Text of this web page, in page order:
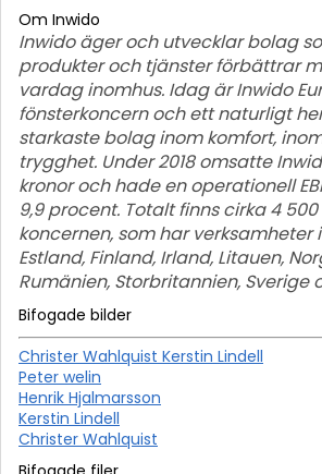
Om Inwido
Inwido äger och utvecklar bolag
produkter och tjänster förbättrar
vardag inomhus. Idag är Inwido
fönsterkoncern och ett naturligt
starkaste bolag inom komfort,
trygghet. Under 2018 omsatte
kronor och hade en operationell
9,9 procent. Totalt finns cirka 4
koncernen, som har verksamheter
Estland, Finland, Irland, Litauen,
Rumänien, Storbritannien, Sverige
Bifogade bilder
Christer Wahlquist Kerstin Lindell
Peter welin
Henrik Hjalmarsson
Kerstin Lindell
Christer Wahlquist